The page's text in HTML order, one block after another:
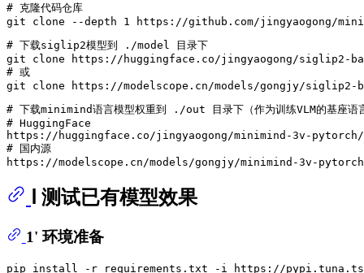
# 克隆代码仓库
git clone
# 下载siglip2模型到 ./model 目录下
git clone
# 或
git clone
# 下载minimind语言模型权重到 ./out 目录下（作为训练VLM的基座语
# HuggingFace
# 国内源
Ⅰ 测试已有模型效果
1' 环境准备